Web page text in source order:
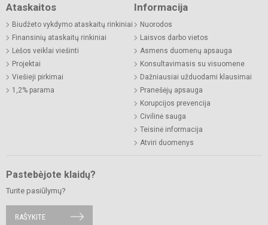
Ataskaitos
Biudžeto vykdymo ataskaitų rinkiniai
Finansinių ataskaitų rinkiniai
Lėšos veiklai viešinti
Projektai
Viešieji pirkimai
1,2% parama
Informacija
Nuorodos
Laisvos darbo vietos
Asmens duomenų apsauga
Konsultavimasis su visuomene
Dažniausiai užduodami klausimai
Pranešėjų apsauga
Korupcijos prevencija
Civilinė sauga
Teisinė informacija
Atviri duomenys
Pastebėjote klaidų?
Turite pasiūlymų?
RAŠYKITE